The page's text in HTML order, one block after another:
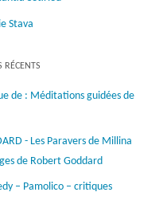
Stava
RÉCENTS
de : Méditations guidées de
- Les Paravers de Millina
de Robert Goddard
– Pamolico – critiques